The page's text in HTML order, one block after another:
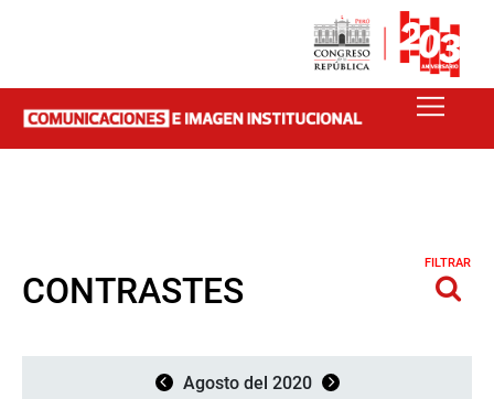
CONTRASTES
FILTRAR
Agosto del 2020